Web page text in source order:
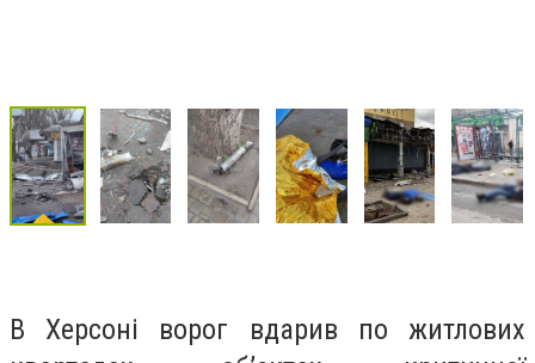
В Херсоні ворог вдарив по житлових